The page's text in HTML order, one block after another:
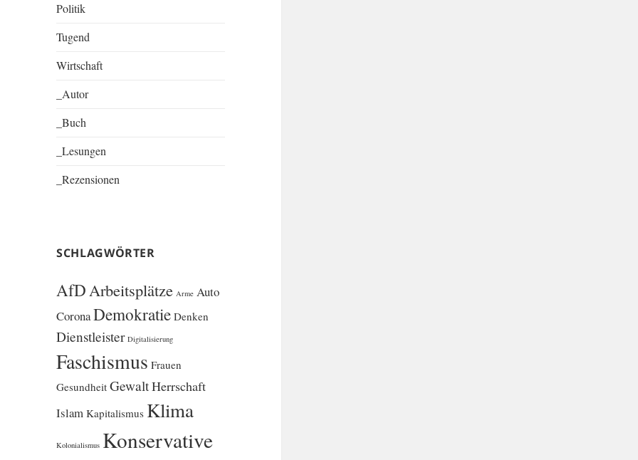
Politik
Tugend
Wirtschaft
_Autor
_Buch
_Lesungen
_Rezensionen
SCHLAGWÖRTER
AfDArbeitsplätze Arme Auto
CoronaDemokratie Denken
Dienstleister Digitalisierung
Faschismus Frauen
Gesundheit GewaltHerrschaft
Islam Kapitalismus Klima
Kolonialismus Konservative